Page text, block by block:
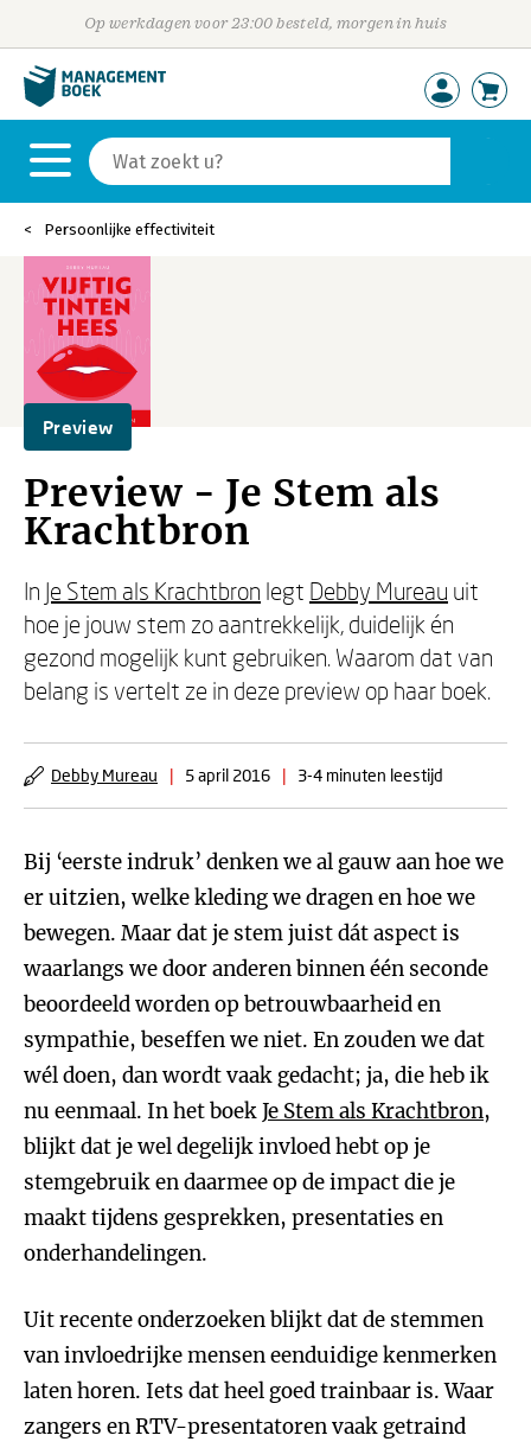
Op werkdagen voor 23:00 besteld, morgen in huis
Persoonlijke effectiviteit
Preview
Preview - Je Stem als
Krachtbron
In Je Stem als Krachtbron legt Debby Mureau uit
hoe je jouw stem zo aantrekkelijk, duidelijk én
gezond mogelijk kunt gebruiken. Waarom dat van
belang is vertelt ze in deze preview op haar boek.
Debby Mureau | 5 april 2016 | 3-4 minuten leestijd
Bij ‘eerste indruk’ denken we al gauw aan hoe we
er uitzien, welke kleding we dragen en hoe we
bewegen. Maar dat je stem juist dát aspect is
waarlangs we door anderen binnen één seconde
beoordeeld worden op betrouwbaarheid en
sympathie, beseffen we niet. En zouden we dat
wél doen, dan wordt vaak gedacht; ja, die heb ik
nu eenmaal. In het boekJe Stem als Krachtbron,
blijkt dat je wel degelijk invloed hebt op je
stemgebruik en daarmee op de impact die je
maakt tijdens gesprekken, presentaties en
onderhandelingen.
Uit recente onderzoeken blijkt dat de stemmen
van invloedrijke mensen eenduidige kenmerken
laten horen. Iets dat heel goed trainbaar is. Waar
zangers en RTV-presentatoren vaak getraind